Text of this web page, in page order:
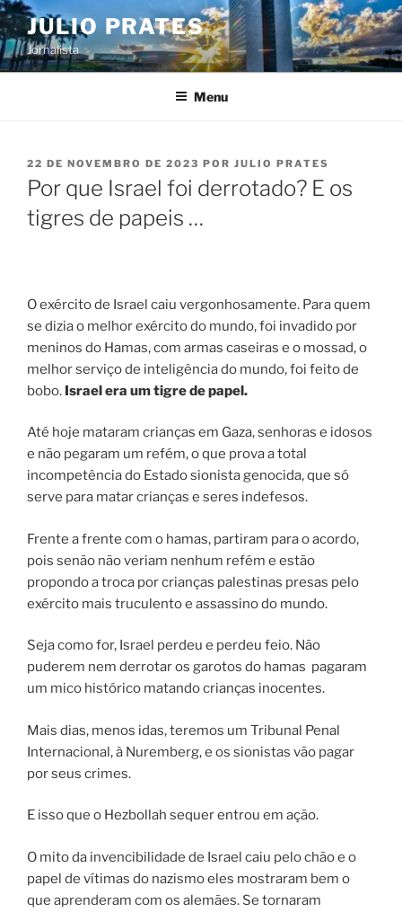
Pular
para
o
conteúdo
JULIO PRATES
Jornalista
Menu
PUBLICADO
EM
22 DE NOVEMBRO DE 2023 POR JULIO PRATES
Por que Israel foi derrotado? E os
tigres de papeis …
O exército de Israel caiu vergonhosamente. Para quem
se dizia o melhor exército do mundo, foi invadido por
meninos do Hamas, com armas caseiras e o mossad, o
melhor serviço de inteligência do mundo, foi feito de
bobo. Israel era um tigre de papel.
Até hoje mataram crianças em Gaza, senhoras e idosos
e não pegaram um refém, o que prova a total
incompetência do Estado sionista genocida, que só
serve para matar crianças e seres indefesos.
Frente a frente com o hamas, partiram para o acordo,
pois senão não veriam nenhum refém e estão
propondo a troca por crianças palestinas presas pelo
exército mais truculento e assassino do mundo.
Seja como for, Israel perdeu e perdeu feio. Não
puderem nem derrotar os garotos do hamas pagaram
um mico histórico matando crianças inocentes.
Mais dias, menos idas, teremos um Tribunal Penal
Internacional, à Nuremberg, e os sionistas vão pagar
por seus crimes.
E isso que o Hezbollah sequer entrou em ação.
O mito da invencibilidade de Israel caiu pelo chão e o
papel de vítimas do nazismo eles mostraram bem o
que aprenderam com os alemães. Se tornaram